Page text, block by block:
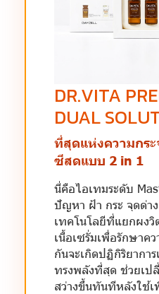
DR.VITA
DUAL
ที่สุดแห่งความกร
ซีสดแบบ 2 in 1
นี่คือไอเทมระดับ
ปัญหา ฝ้า กระ จุดด่า
เทคโนโลยีที่แยกผง
เนื้อเซรั่มเพื่อรักษาค
กันจะเกิดปฏิกิริยากา
ทรงพลังที่สุด ช่วยเป
สว่างขึ้นทันทีหลังใช้เ